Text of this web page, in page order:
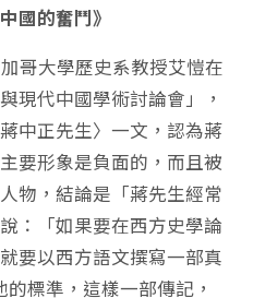
國的奮鬥》
大學歷史系教授艾愷在
現代中國學術討論會」，
中正先生〉一文，認為蔣
要形象是負面的，而且被
物，結論是「蔣先生經常
：「如果要在西方史學論
要以西方語文撰寫一部真
標準，這樣一部傳記，